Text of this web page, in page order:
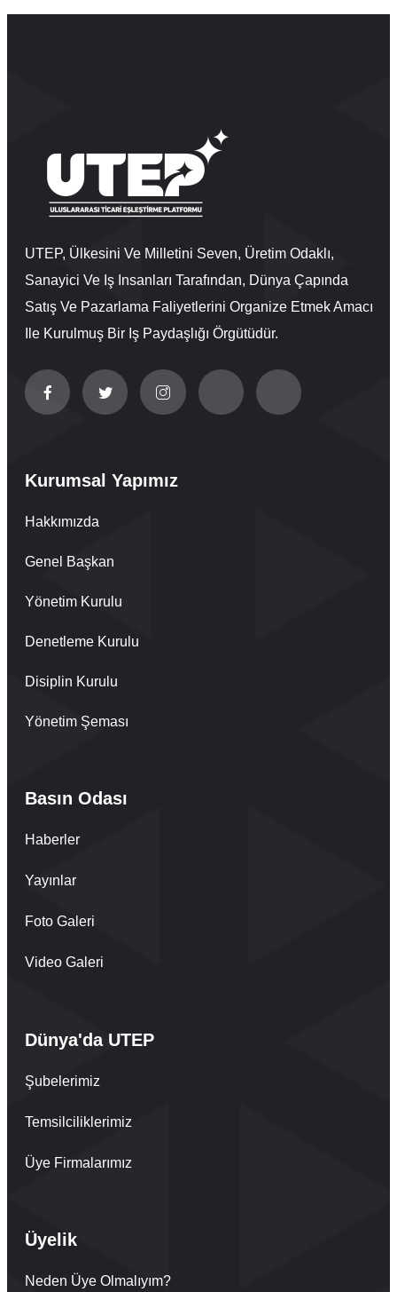
UTEP, Ülkesini Ve Milletini Seven, Üretim Odaklı,
Sanayici Ve Iş Insanları Tarafından, Dünya Çapında
Satış Ve Pazarlama Faliyetlerini Organize Etmek Amacı
Ile Kurulmuş Bir Iş Paydaşlığı Örgütüdür.
Kurumsal Yapımız
Hakkımızda
Genel Başkan
Yönetim Kurulu
Denetleme Kurulu
Disiplin Kurulu
Yönetim Şeması
Basın Odası
Haberler
Yayınlar
Foto Galeri
Video Galeri
Dünya'da UTEP
Şubelerimiz
Temsilciliklerimiz
Üye Firmalarımız
Üyelik
Neden Üye Olmalıyım?